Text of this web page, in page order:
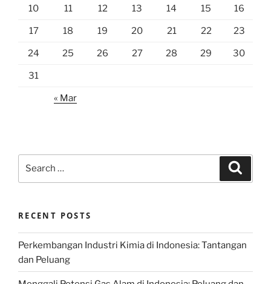
10 11 12 13 14 15 16
17 18 19 20 21 22 23
24 25 26 27 28 29 30
31
« Mar
RECENT POSTS
Perkembangan Industri Kimia di Indonesia: Tantangan
dan Peluang